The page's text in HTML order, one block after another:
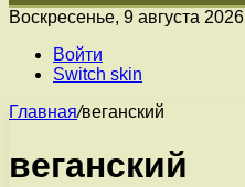
Воскресенье, 9 августа 2026
Войти
Switch skin
Главная/веганский
веганский